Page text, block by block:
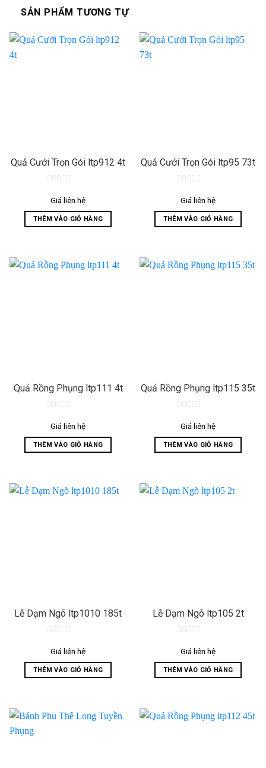
SẢN PHẨM TƯƠNG TỰ
Quả Cưới Trọn Gói ltp912 4t
out
5
Giá liên hệ
THÊM VÀO GIỎ HÀNG
Quả Cưới Trọn Gói ltp95 73t
out
5
Giá liên hệ
THÊM VÀO GIỎ HÀNG
Quả Rồng Phụng ltp111 4t
out
5
Giá liên hệ
THÊM VÀO GIỎ HÀNG
Quả Rồng Phụng ltp115 35t
out
5
Giá liên hệ
THÊM VÀO GIỎ HÀNG
Lễ Dạm Ngõ ltp1010 185t
out
5
Giá liên hệ
THÊM VÀO GIỎ HÀNG
Lễ Dạm Ngõ ltp105 2t
out
5
Giá liên hệ
THÊM VÀO GIỎ HÀNG